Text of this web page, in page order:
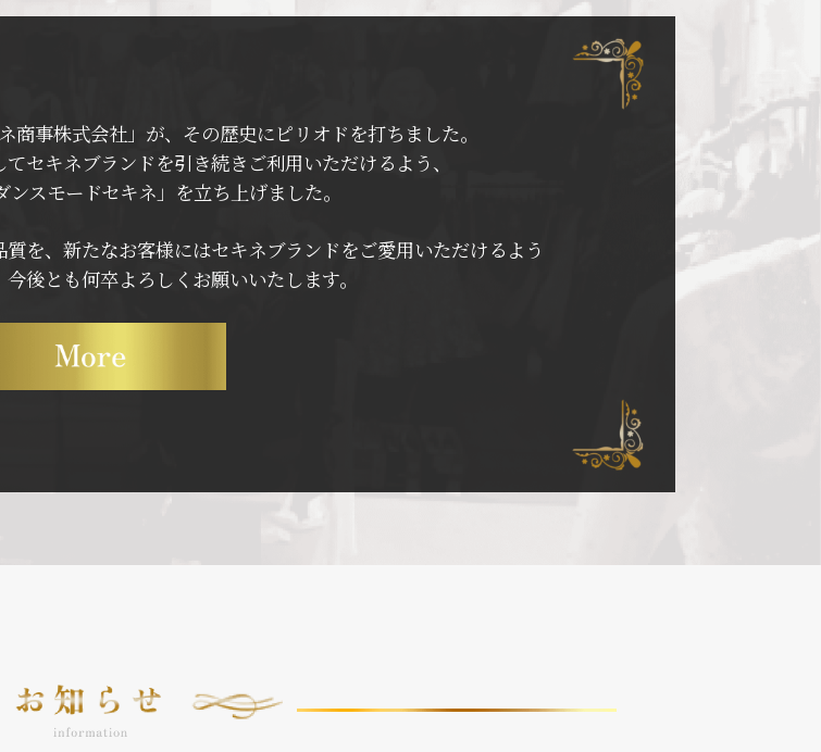
事株式会社」が、その歴史にピリオドを打ちました。
セキネブランドを引き続きご利用いただけるよう、
スモードセキネ」を立ち上げました。
を、新たなお客様にはセキネブランドをご愛用いただけるよう
後とも何卒よろしくお願いいたします。